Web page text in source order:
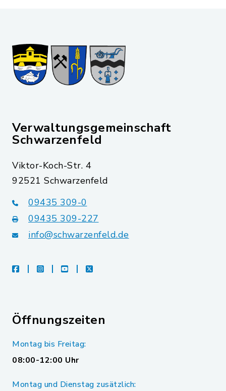
Verwaltungsgemeinschaft
Schwarzenfeld
Viktor-Koch-Str. 4
92521 Schwarzenfeld
09435 309-0
09435 309-227
info@schwarzenfeld.de
facebookinstagramyoutubeX
Öffnungszeiten
Montag bis Freitag:
08:00-12:00 Uhr
Montag und Dienstag zusätzlich: